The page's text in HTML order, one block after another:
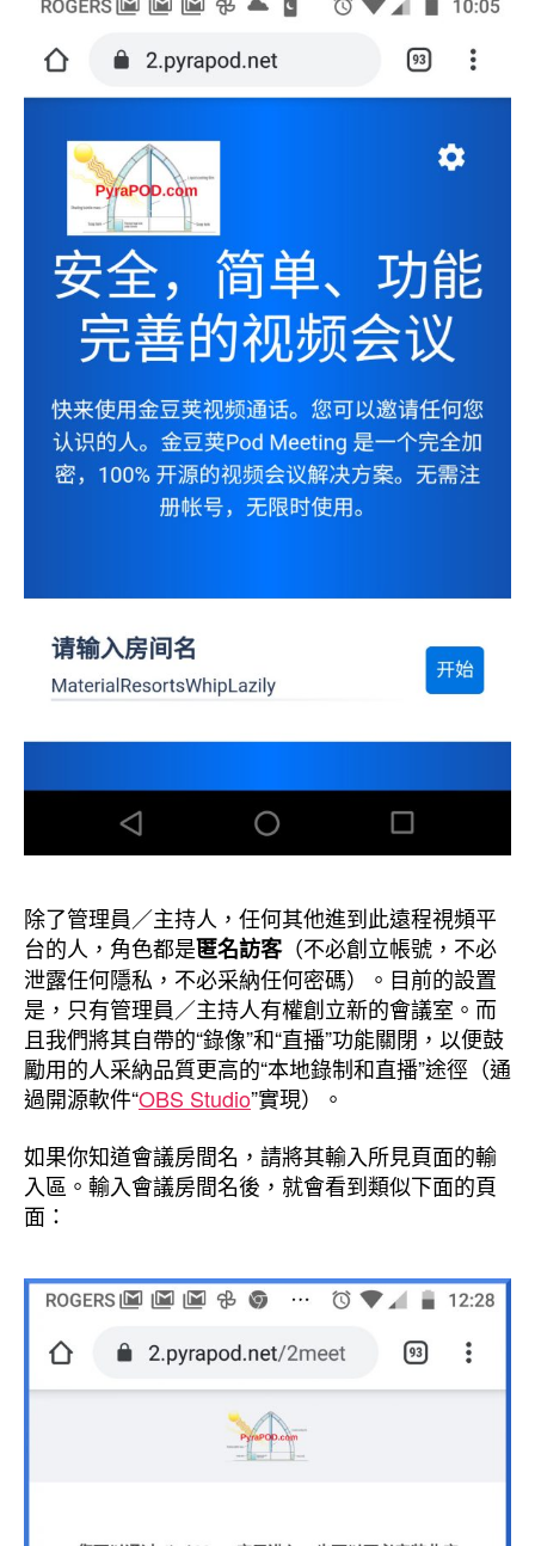
除了管理員／主持人，任何其他進到此遠程視頻平
台的人，角色都是匿名訪客（不必創立帳號，不必
泄露任何隱私，不必采納任何密碼）。目前的設置
是，只有管理員／主持人有權創立新的會議室。而
且我們將其自帶的“錄像”和“直播”功能關閉，以便鼓
勵用的人采納品質更高的“本地錄制和直播”途徑（通
過開源軟件“OBS Studio”實現）。
如果你知道會議房間名，請將其輸入所見頁面的輸
入區。輸入會議房間名後，就會看到類似下面的頁
面：